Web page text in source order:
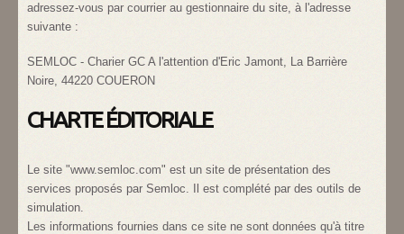
adressez-vous par courrier au gestionnaire du site, à l'adresse
suivante :
SEMLOC - Charier GC A l'attention d'Eric Jamont, La Barrière
Noire, 44220 COUERON
CHARTE ÉDITORIALE
Le site "www.semloc.com" est un site de présentation des
services proposés par Semloc. Il est complété par des outils de
simulation.
Les informations fournies dans ce site ne sont données qu'à titre